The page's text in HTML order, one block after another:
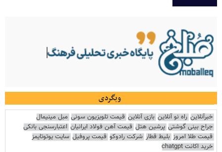
وبگردی
خبرآنلاین راه نو آنلاین بازی آنلاین قیمت تلویزیون سونی مبل مینیمال
جراح بینی گوشتی پرشین هتل قیمت آهن فولاد ایرانیان اعتبارسنجی بانکی
قیمت طلا امروز بلیط قطار شرکت رادوکو قیمت پروفیل سایت یوتوتایمز
خرید اکانت chatgpt